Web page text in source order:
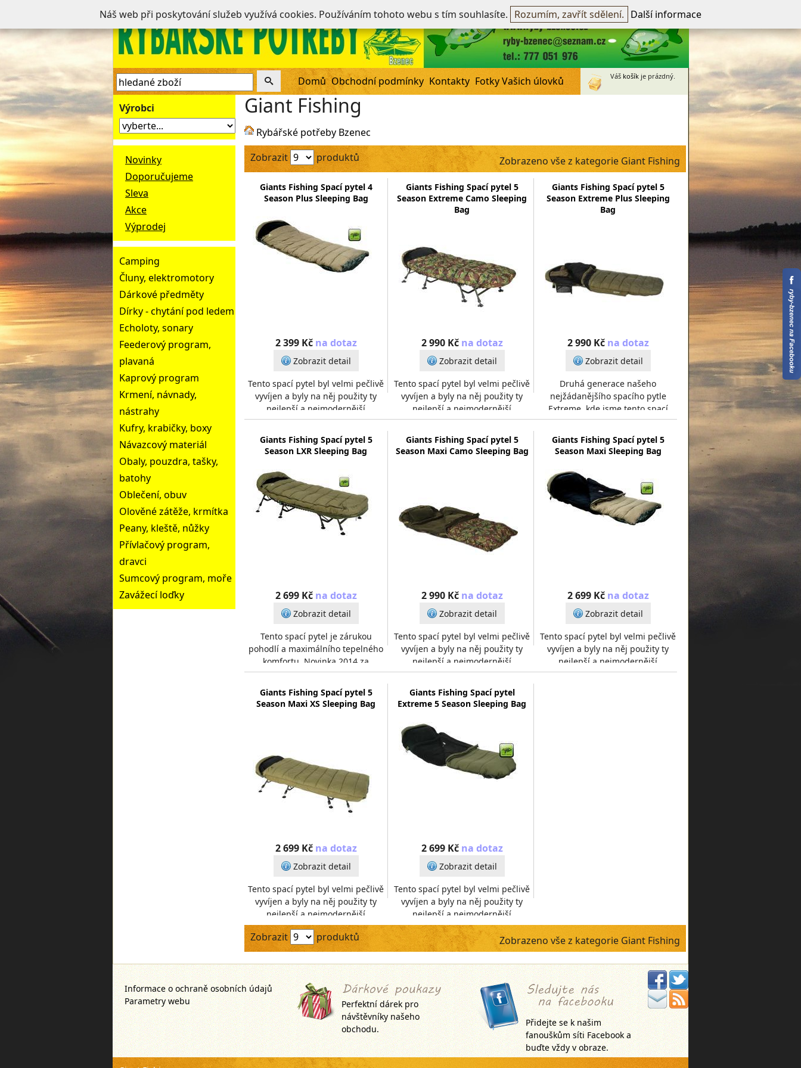
Nepřihlášen -přihlásit~Registrovat
Domů Obchodní podmínky Kontakty Fotky Vašich úlovků Váš košík je prázdný.
Výrobci
Novinky
Doporučujeme
Sleva
Akce
Výprodej
Camping
Čluny, elektromotory
Dárkové předměty
Dírky - chytání pod ledem
Echoloty, sonary
Feederový program,
plavaná
Kaprový program
Krmení, návnady,
nástrahy
Kufry, krabičky, boxy
Návazcový materiál
Obaly, pouzdra, tašky,
batohy
Oblečení, obuv
Olověné zátěže, krmítka
Peany, kleště, nůžky
Přívlačový program,
dravci
Sumcový program, moře
Zavážecí loďky
Giant Fishing
Rybářské potřeby Bzenec
Zobrazit
produktů Zobrazeno vše z kategorie Giant Fishing
Giants Fishing Spací pytel 4
Season Plus Sleeping Bag
2 399 Kč na dotaz
Zobrazit detail
Tento spací pytel byl velmi pečlivě
vyvíjen a byly na něj použity ty
nejlepší a nejmodernější
materiály.Na vnější vrstvu, byl
použit velmi p
Giants Fishing Spací pytel 5
Season Extreme Camo Sleeping
Bag
2 990 Kč na dotaz
Zobrazit detail
Tento spací pytel byl velmi pečlivě
vyvíjen a byly na něj použity ty
nejlepší a nejmodernější
materiály.Na vnější vrstvu, byl
použit velmi p
Giants Fishing Spací pytel 5
Season Extreme Plus Sleeping
Bag
2 990 Kč na dotaz
Zobrazit detail
Druhá generace našeho
nejžádanějšího spacího pytle
Extreme, kde jsme tento spací
pytel dovedli k úplné
dokonalosti.Tento spací pytel byl
vel
Giants Fishing Spací pytel 5
Season LXR Sleeping Bag
2 699 Kč na dotaz
Zobrazit detail
Tento spací pytel je zárukou
pohodlí a maximálního tepelného
komfortu. Novinka 2014 za
neuvěřitelnou zaváděcí
cenu!Tento spací pytel byl vel
Giants Fishing Spací pytel 5
Season Maxi Camo Sleeping Bag
2 990 Kč na dotaz
Zobrazit detail
Tento spací pytel byl velmi pečlivě
vyvíjen a byly na něj použity ty
nejlepší a nejmodernější
materiály.Na vnější vrstvu, byl
použit velmi p
Giants Fishing Spací pytel 5
Season Maxi Sleeping Bag
2 699 Kč na dotaz
Zobrazit detail
Tento spací pytel byl velmi pečlivě
vyvíjen a byly na něj použity ty
nejlepší a nejmodernější
materiály.Na vnější vrstvu, byl
Giants Fishing Spací pytel 5
Season Maxi XS Sleeping Bag
2 699 Kč na dotaz
Zobrazit detail
Tento spací pytel byl velmi pečlivě
vyvíjen a byly na něj použity ty
nejlepší a nejmodernější
materiály.Na vnější vrstvu, byl
použit velmi p
Giants Fishing Spací pytel
Extreme 5 Season Sleeping Bag
2 699 Kč na dotaz
Zobrazit detail
Tento spací pytel byl velmi pečlivě
vyvíjen a byly na něj použity ty
nejlepší a nejmodernější
materiály.Na vnější vrstvu, byl
použit velmi p
Zobrazit produktů Zobrazeno vše z kategorie Giant Fishing
Informace o ochraně osobních údajů
Parametry webu
Perfektní dárek pro
návštěvníky našeho
obchodu.
Přidejte se k našim
fanouškům síti Facebook a
buďte vždy v obraze.
Náš web při poskytování služeb využívá cookies. Používáním tohoto webu s tím souhlasíte. Rozumím, zavřít sdělení. Další informace